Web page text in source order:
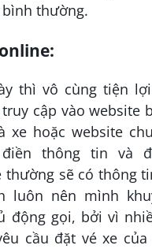
thường.
thì vô cùng tiện
cập vào website
xe hoặc website
thông tin và
thường sẽ có thông
luôn nên mình
động gọi, bởi vì
cầu đặt vé xe của